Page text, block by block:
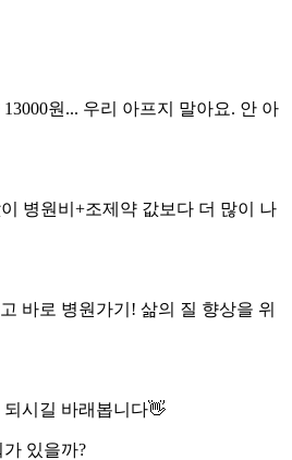
원... 우리 아프지 말아요. 안 아
병원비+조제약 값보다 더 많이 나
바로 병원가기! 삶의 질 향상을 위
시길 바래봅니다👋
있을까?